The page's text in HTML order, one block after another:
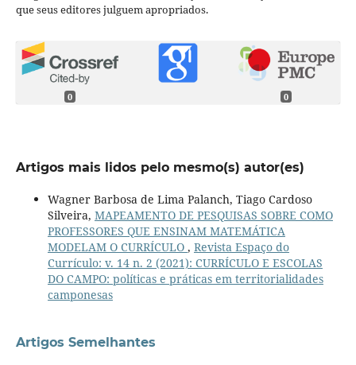
que seus editores julguem apropriados.
0 0
Artigos mais lidos pelo mesmo(s) autor(es)
Wagner Barbosa de Lima Palanch, Tiago Cardoso
Silveira, MAPEAMENTO DE PESQUISAS SOBRE COMO
PROFESSORES QUE ENSINAM MATEMÁTICA
MODELAM O CURRÍCULO , Revista Espaço do
Currículo: v. 14 n. 2 (2021): CURRÍCULO E ESCOLAS
DO CAMPO: políticas e práticas em territorialidades
camponesas
Artigos Semelhantes